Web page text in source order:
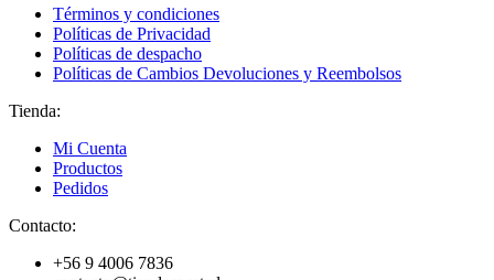
Términos y condiciones
Políticas de Privacidad
Políticas de despacho
Políticas de Cambios Devoluciones y Reembolsos
Tienda:
Mi Cuenta
Productos
Pedidos
Contacto:
+56 9 4006 7836